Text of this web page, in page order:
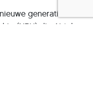
generatie
(NPU) die AI‑taken